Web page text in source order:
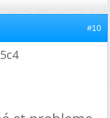
#10